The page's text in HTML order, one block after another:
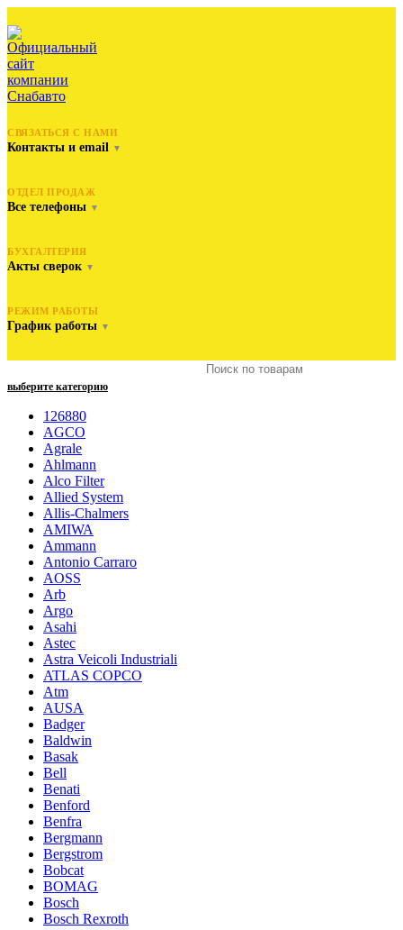
СВЯЗАТЬСЯ С НАМИ
Контакты и email ▼
ОТДЕЛ ПРОДАЖ
Все телефоны ▼
БУХГАЛТЕРИЯ
Акты сверок ▼
РЕЖИМ РАБОТЫ
График работы ▼
выберите категорию
126880
AGCO
Agrale
Ahlmann
Alco Filter
Allied System
Allis-Chalmers
AMIWA
Ammann
Antonio Carraro
AOSS
Arb
Argo
Asahi
Astec
Astra Veicoli Industriali
ATLAS COPCO
Atm
AUSA
Badger
Baldwin
Basak
Bell
Benati
Benford
Benfra
Bergmann
Bergstrom
Bobcat
BOMAG
Bosch
Bosch Rexroth